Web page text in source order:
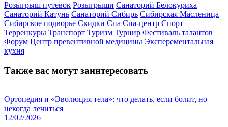
Розыгрыш путевок Розыгрыши Санаторий Белокуриха
Санаторий Катунь Санаторий Сибирь Сибирская Масленица
Сибирское подворье Скидки Спа Спа-центр Спорт
Терренкуры Транспорт Туризм Турнир Фестиваль талантов
Форум Центр превентивной медицины Эксперементальная
кухня
Также вас могут заинтересовать
Ортопедия и «Эволюция тела»: что делать, если болит, но
некогда лечиться
12/02/2026